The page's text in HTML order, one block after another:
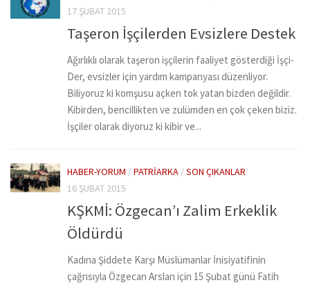
17 ŞUBAT 2015
Taşeron İşçilerden Evsizlere Destek
Ağırlıklı olarak taşeron işçilerin faaliyet gösterdiği İşçi-
Der, evsizler için yardım kampanyası düzenliyor.
Biliyoruz ki komşusu açken tok yatan bizden değildir.
Kibirden, bencillikten ve zulümden en çok çeken biziz.
İşçiler olarak diyoruz ki kibir ve...
HABER-YORUM /PATRIARKA /SON ÇIKANLAR
16 ŞUBAT 2015
KŞKMİ: Özgecan’ı Zalim Erkeklik
Öldürdü
Kadına Şiddete Karşı Müslümanlar İnisiyatifinin
çağrısıyla Özgecan Arslan için 15 Şubat günü Fatih